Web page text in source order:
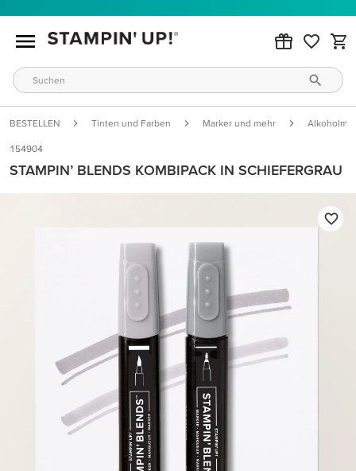
BESTELLEN Tinten und Farben Marker und mehr
154904
STAMPIN’ BLENDS KOMBIPACK IN SCHIEFERGRAU